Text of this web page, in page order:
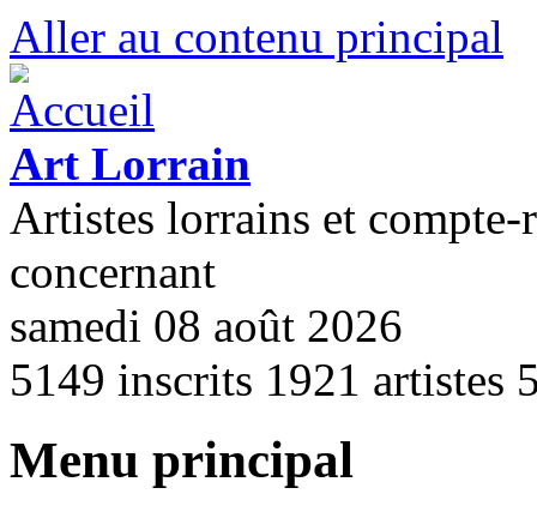
Aller au contenu principal
Art Lorrain
Artistes lorrains et compte-
concernant
samedi 08 août 2026
5149 inscrits 1921 artistes
Menu principal